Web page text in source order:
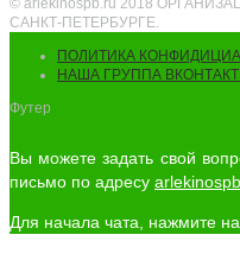
© arlekinospb.ru 2018
САНКТ-ПЕТЕРБУРГЕ.
ПОЛИТИКА
НАША ГРУППА
Футер
Вы можете задать свой
письмо по адресу
Для начала чата, нажмите